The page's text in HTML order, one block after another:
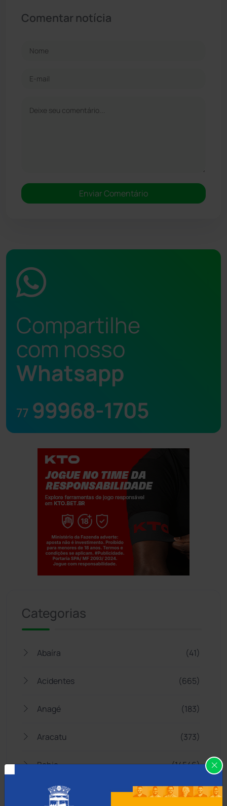
Comentar notícia
Compartilhe
com nosso
Whatsapp
77 99968-1705
Categorias
Abaíra (41)
Acidentes (665)
Anagé (183)
Aracatu (373)
Bahia (14546)
Barra da Estiva (333)